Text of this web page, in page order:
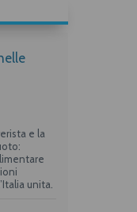
e la
unita.